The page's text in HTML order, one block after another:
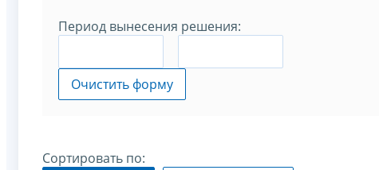
Период вынесения решения:
Очистить форму
Сортировать по: